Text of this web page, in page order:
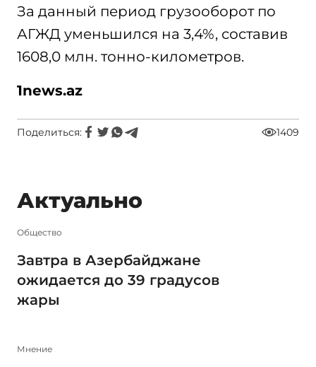
За данный период грузооборот по
АГЖД уменьшился на 3,4%, составив
1608,0 млн. тонно-километров.
1news.az
Поделиться: 1409
Актуально
Общество
Завтра в Азербайджане
ожидается до 39 градусов
жары
Мнение